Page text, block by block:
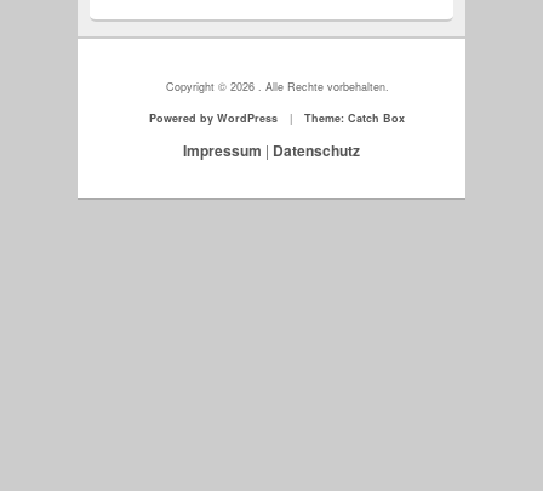
Copyright © 2026 . Alle Rechte vorbehalten.
Powered by WordPress
| Theme: Catch Box
Impressum | Datenschutz